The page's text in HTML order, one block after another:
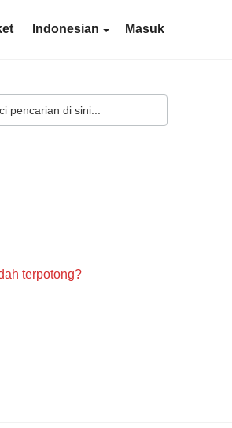
Indonesian Masuk
terpotong?